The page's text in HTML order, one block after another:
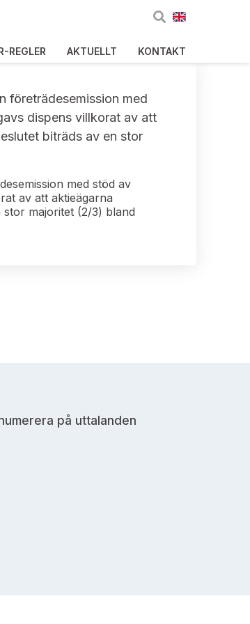
REGLER AKTUELLT KONTAKT
företrädesemission med
dispens villkorat av att
biträds av en stor
med stöd av
av att aktieägarna
majoritet (2/3) bland
på uttalanden